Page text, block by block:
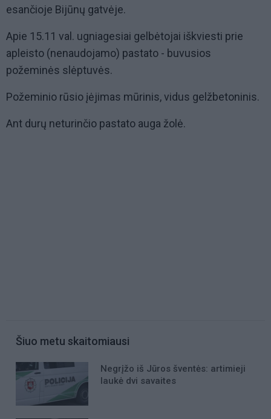
esančioje Bijūnų gatvėje.
Apie 15.11 val. ugniagesiai gelbėtojai iškviesti prie
apleisto (nenaudojamo) pastato - buvusios
požeminės slėptuvės.
Požeminio rūsio įėjimas mūrinis, vidus gelžbetoninis.
Ant durų neturinčio pastato auga žolė.
Šiuo metu skaitomiausi
Negrįžo iš Jūros šventės: artimieji
laukė dvi savaites